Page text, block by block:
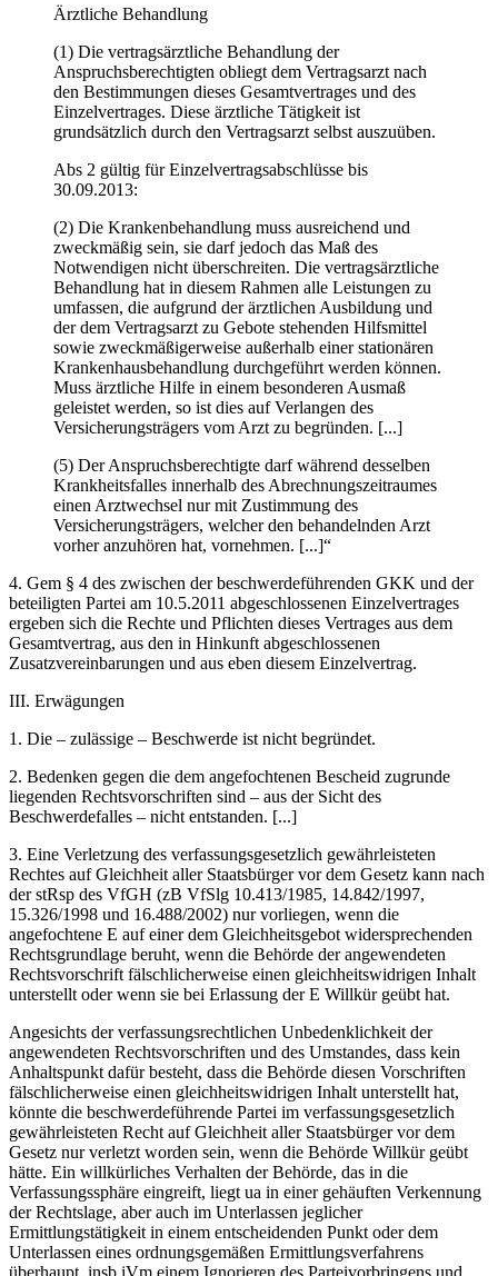
Ärztliche Behandlung
(1) Die vertragsärztliche Behandlung der
Anspruchsberechtigten obliegt dem Vertragsarzt nach
den Bestimmungen dieses Gesamtvertrages und des
Einzelvertrages. Diese ärztliche Tätigkeit ist
grundsätzlich durch den Vertragsarzt selbst auszuüben.
Abs 2 gültig für Einzelvertragsabschlüsse bis
30.09.2013:
(2) Die Krankenbehandlung muss ausreichend und
zweckmäßig sein, sie darf jedoch das Maß des
Notwendigen nicht überschreiten. Die vertragsärztliche
Behandlung hat in diesem Rahmen alle Leistungen zu
umfassen, die aufgrund der ärztlichen Ausbildung und
der dem Vertragsarzt zu Gebote stehenden Hilfsmittel
sowie zweckmäßigerweise außerhalb einer stationären
Krankenhausbehandlung durchgeführt werden können.
Muss ärztliche Hilfe in einem besonderen Ausmaß
geleistet werden, so ist dies auf Verlangen des
Versicherungsträgers vom Arzt zu begründen. [...]
(5) Der Anspruchsberechtigte darf während desselben
Krankheitsfalles innerhalb des Abrechnungszeitraumes
einen Arztwechsel nur mit Zustimmung des
Versicherungsträgers, welcher den behandelnden Arzt
vorher anzuhören hat, vornehmen. [...]“
4. Gem § 4 des zwischen der beschwerdeführenden GKK und der
beteiligten Partei am 10.5.2011 abgeschlossenen Einzelvertrages
ergeben sich die Rechte und Pflichten dieses Vertrages aus dem
Gesamtvertrag, aus den in Hinkunft abgeschlossenen
Zusatzvereinbarungen und aus eben diesem Einzelvertrag.
III. Erwägungen
1. Die – zulässige – Beschwerde ist nicht begründet.
2. Bedenken gegen die dem angefochtenen Bescheid zugrunde
liegenden Rechtsvorschriften sind – aus der Sicht des
Beschwerdefalles – nicht entstanden. [...]
3. Eine Verletzung des verfassungsgesetzlich gewährleisteten
Rechtes auf Gleichheit aller Staatsbürger vor dem Gesetz kann nach
der stRsp des VfGH (zB VfSlg 10.413/1985, 14.842/1997,
15.326/1998 und 16.488/2002) nur vorliegen, wenn die
angefochtene E auf einer dem Gleichheitsgebot widersprechenden
Rechtsgrundlage beruht, wenn die Behörde der angewendeten
Rechtsvorschrift fälschlicherweise einen gleichheitswidrigen Inhalt
unterstellt oder wenn sie bei Erlassung der E Willkür geübt hat.
Angesichts der verfassungsrechtlichen Unbedenklichkeit der
angewendeten Rechtsvorschriften und des Umstandes, dass kein
Anhaltspunkt dafür besteht, dass die Behörde diesen Vorschriften
fälschlicherweise einen gleichheitswidrigen Inhalt unterstellt hat,
könnte die beschwerdeführende Partei im verfassungsgesetzlich
gewährleisteten Recht auf Gleichheit aller Staatsbürger vor dem
Gesetz nur verletzt worden sein, wenn die Behörde Willkür geübt
hätte. Ein willkürliches Verhalten der Behörde, das in die
Verfassungssphäre eingreift, liegt ua in einer gehäuften Verkennung
der Rechtslage, aber auch im Unterlassen jeglicher
Ermittlungstätigkeit in einem entscheidenden Punkt oder dem
Unterlassen eines ordnungsgemäßen Ermittlungsverfahrens
überhaupt, insb iVm einem Ignorieren des Parteivorbringens und